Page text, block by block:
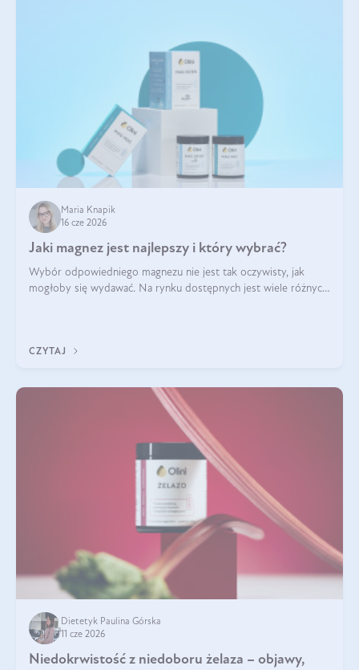
Maria Knapik
16 cze 2026
Jaki magnez jest najlepszy i który wybrać?
Wybór odpowiedniego magnezu nie jest tak oczywisty, jak
mogłoby się wydawać. Na rynku dostępnych jest wiele różnych
CZYTAJ
Dietetyk Paulina Górska
11 cze 2026
Niedokrwistość z niedoboru żelaza – objawy,